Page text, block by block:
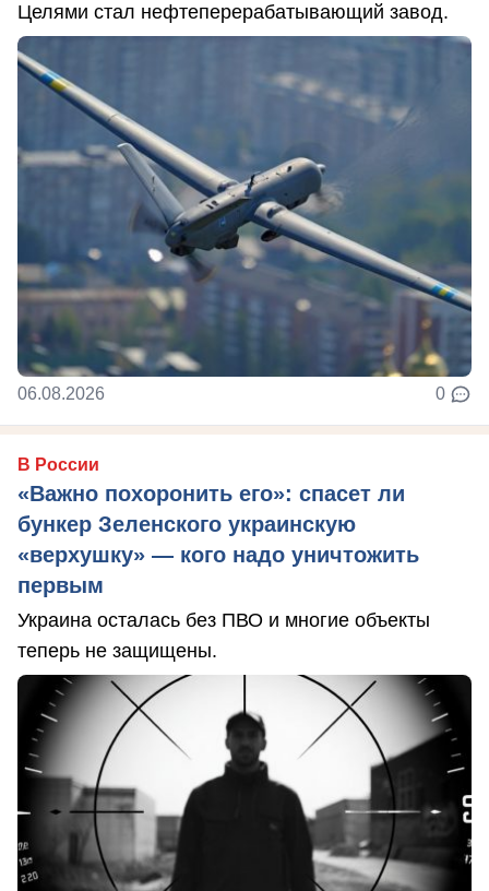
Целями стал нефтеперерабатывающий завод.
06.08.2026 0
В России
«Важно похоронить его»: спасет ли
бункер Зеленского украинскую
«верхушку» — кого надо уничтожить
первым
Украина осталась без ПВО и многие объекты
теперь не защищены.